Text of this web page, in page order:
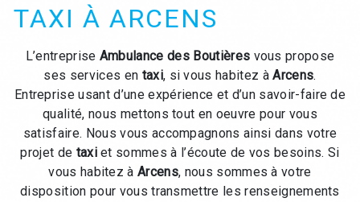
TAXI À ARCENS
L’entreprise Ambulance des Boutières vous propose
ses services en taxi, si vous habitez àArcens.
Entreprise usant d’une expérience et d’un savoir-faire de
qualité, nous mettons tout en oeuvre pour vous
satisfaire. Nous vous accompagnons ainsi dans votre
projet de taxiet sommes à l’écoute de vos besoins. Si
vous habitez àArcens, nous sommes à votre
disposition pour vous transmettre les renseignements